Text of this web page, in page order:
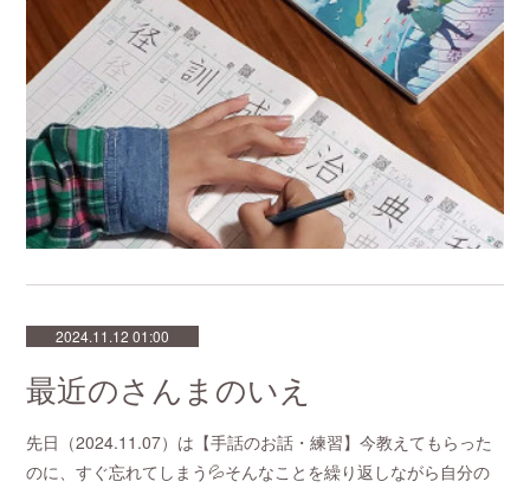
2024.11.12 01:00
最近のさんまのいえ
先日（2024.11.07）は【手話のお話・練習】今教えてもらった
のに、すぐ忘れてしまう💦そんなことを繰り返しながら自分の